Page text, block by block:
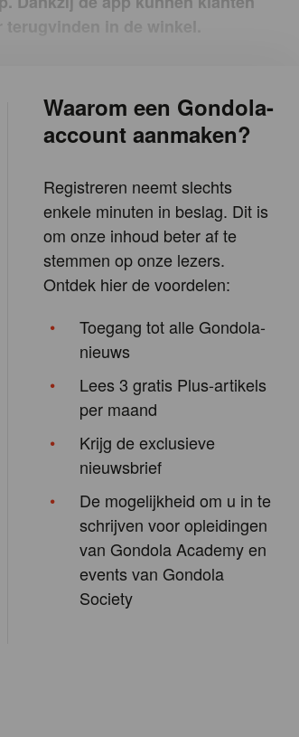
terugvinden in de winkel.
Waarom een Gondola-
account aanmaken?
Registreren neemt slechts
enkele minuten in beslag. Dit is
om onze inhoud beter af te
stemmen op onze lezers.
Ontdek hier de voordelen:
Toegang tot alle Gondola-
nieuws
Lees 3 gratis Plus-artikels
per maand
Krijg de exclusieve
nieuwsbrief
De mogelijkheid om u in te
schrijven voor opleidingen
van Gondola Academy en
events van Gondola
Society